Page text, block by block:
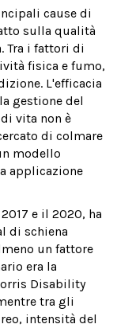
cause di
sulla qualità
Tra i fattori di
fisica e fumo,
L'efficacia
gestione del
vita non è
di colmare
modello
applicazione
e il 2020, ha
di schiena
un fattore
era la
Disability
tra gli
intensità del